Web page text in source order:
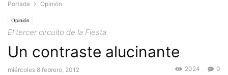
Portada Opinión
Opinión
El tercer circuito de la Fiesta
Un contraste alucinante
miércoles 8 febrero, 2012 0
2024